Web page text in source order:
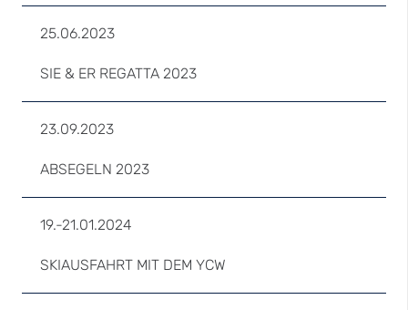
25.06.2023
SIE & ER REGATTA 2023
23.09.2023
ABSEGELN 2023
19.-21.01.2024
SKIAUSFAHRT MIT DEM YCW